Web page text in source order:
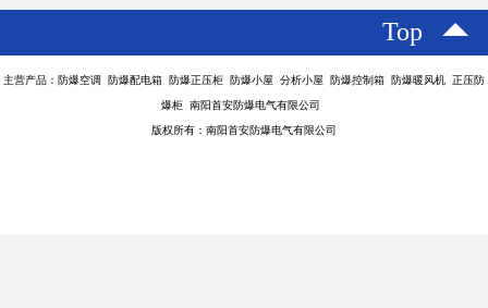
Top
主营产品：防爆空调 防爆配电箱 防爆正压柜 防爆小屋 分析小屋 防爆控制箱 防爆暖风机 正压防
爆柜 南阳首安防爆电气有限公司
版权所有：南阳首安防爆电气有限公司